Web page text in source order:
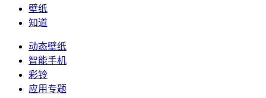
壁纸
知道
动态壁纸
智能手机
彩铃
应用专题